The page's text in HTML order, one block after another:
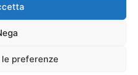
preferenze
all rights reserved © –
Policy